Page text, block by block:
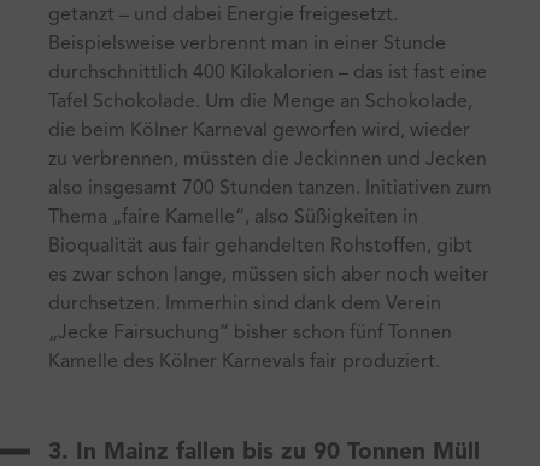
getanzt – und dabei Energie freigesetzt.
Beispielsweise verbrennt man in einer Stunde
durchschnittlich 400 Kilokalorien – das ist fast eine
Tafel Schokolade. Um die Menge an Schokolade,
die beim Kölner Karneval geworfen wird, wieder
zu verbrennen, müssten die Jeckinnen und Jecken
also insgesamt 700 Stunden tanzen. Initiativen zum
Thema „faire Kamelle“, also Süßigkeiten in
Bioqualität aus fair gehandelten Rohstoffen, gibt
es zwar schon lange, müssen sich aber noch weiter
durchsetzen. Immerhin sind dank dem Verein
„Jecke Fairsuchung“ bisher schon fünf Tonnen
Kamelle des Kölner Karnevals fair produziert.
3. In Mainz fallen bis zu 90 Tonnen Müll